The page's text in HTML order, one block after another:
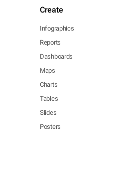
Create
Infographics
Reports
Dashboards
Maps
Charts
Tables
Slides
Posters